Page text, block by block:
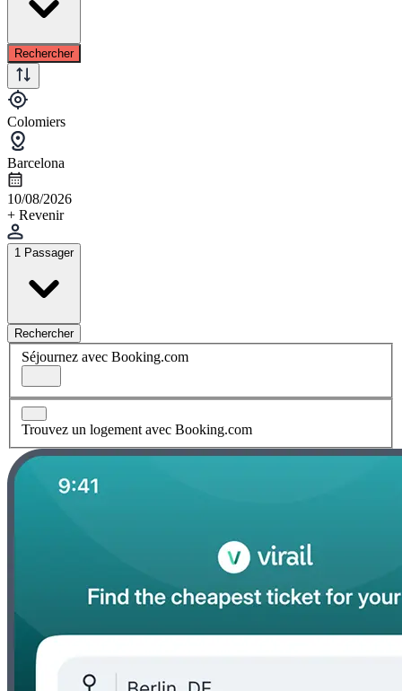
Rechercher
Colomiers
Barcelona
10/08/2026
+ Revenir
1 Passager
Rechercher
Séjournez avec Booking.com
Trouvez un logement avec Booking.com